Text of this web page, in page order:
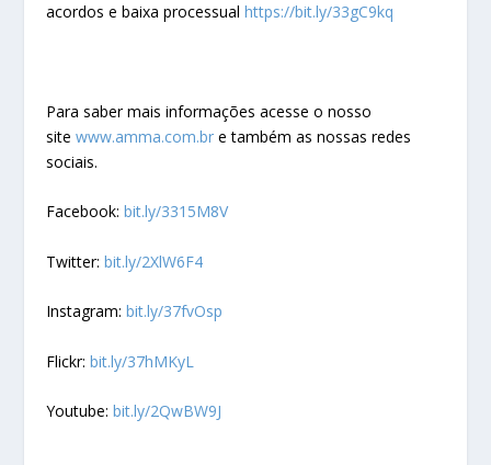
acordos e baixa processualhttps://bit.ly/33gC9kq
Para saber mais informações acesse o nosso
sitewww.amma.com.br e também as nossas redes
sociais.
Facebook:bit.ly/3315M8V
Twitter:bit.ly/2XlW6F4
Instagram:bit.ly/37fvOsp
Flickr:bit.ly/37hMKyL
Youtube:bit.ly/2QwBW9J